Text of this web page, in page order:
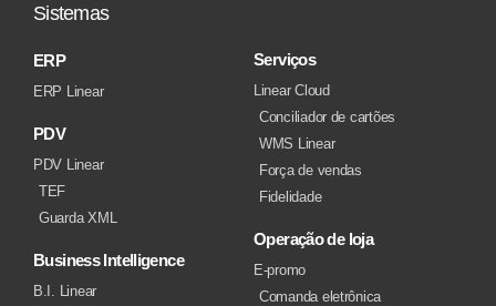
Sistemas
ERP
ERP Linear
PDV
PDV Linear
TEF
Guarda XML
Business Intelligence
B.I. Linear
Serviços
Linear Cloud
Conciliador de cartões
WMS Linear
Força de vendas
Fidelidade
Operação de loja
E-promo
Comanda eletrônica